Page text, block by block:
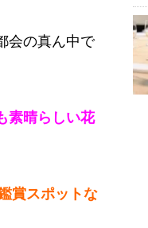
会の真ん中で
素晴らしい花
賞スポットな